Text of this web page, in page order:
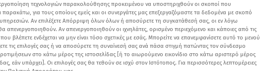
τεχνολογιών παρακολούθησης προκειμένου να υποστηριχθούν οι σκοποί που
παρακάτω, για τους οποίους εμείς και οι συνεργάτες μας επεξεργαζόμαστε τα δεδομένα με σκοπό
Αν επιλέξετε Απόρριψη όλων όλων ή αποσύρετε τη συγκατάθεσή σας, οι εν λόγω
απενεργοποιηθούν. Αν απενεργοποιηθούν οι ιχνηλάτες, ορισμένο περιεχόμενο και κάποιες από τις
βλέπετε ενδέχεται να μην είναι τόσο σχετικές με εσάς. Μπορείτε να επανεμφανίσετε αυτό το μενού
τις επιλογές σας ή να αποσύρετε τη συναίνεσή σας ανά πάσα στιγμή πατώντας τον σύνδεσμο
στο κάτω μέρος της ιστοσελίδας [ή το αιωρούμενο εικονίδιο στο κάτω αριστερό μέρος
εάν υπάρχει]. Οι επιλογές σας θα τεθούν σε ισχύ στον Ιστότοπος. Για περισσότερες λεπτομέρειες